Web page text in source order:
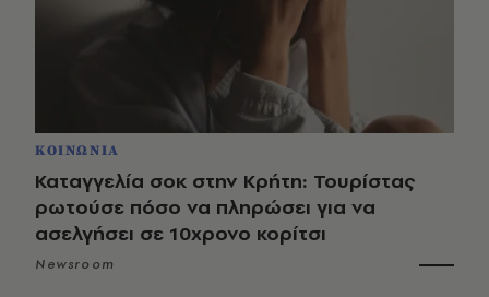
ΚΟΙΝΩΝΙΑ
Καταγγελία σοκ στην Κρήτη: Τουρίστας
ρωτούσε πόσο να πληρώσει για να
ασελγήσει σε 10χρονο κορίτσι
Newsroom